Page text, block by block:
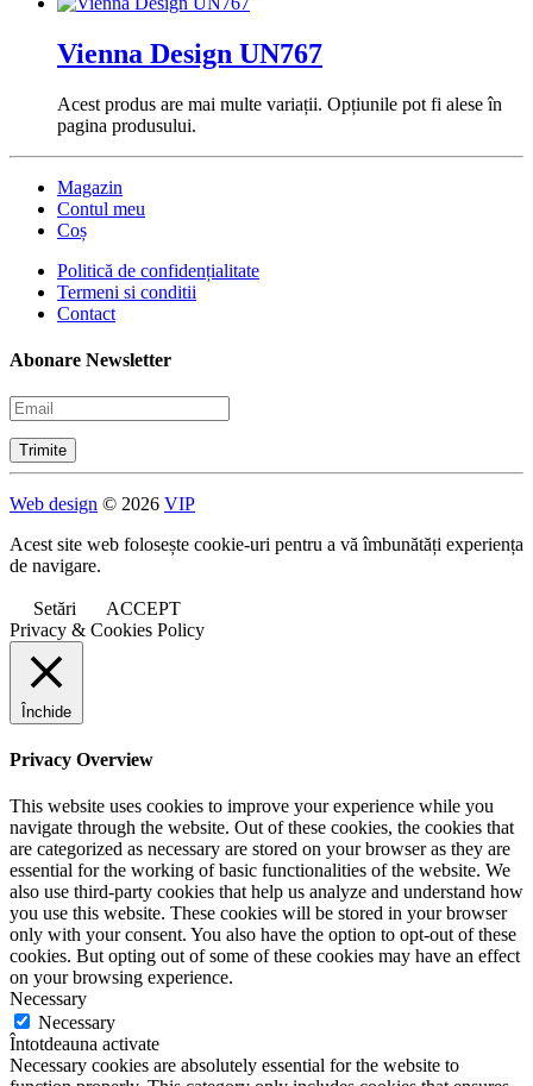
Vienna Design UN767
Acest produs are mai multe variații. Opțiunile pot fi alese în
pagina produsului.
Magazin
Contul meu
Coș
Politică de confidențialitate
Termeni si conditii
Contact
Abonare Newsletter
Web design © 2026 VIP
Acest site web folosește cookie-uri pentru a vă îmbunătăți experiența
de navigare.
Setări
ACCEPT
Privacy & Cookies Policy
Închide
Privacy Overview
This website uses cookies to improve your experience while you
navigate through the website. Out of these cookies, the cookies that
are categorized as necessary are stored on your browser as they are
essential for the working of basic functionalities of the website. We
also use third-party cookies that help us analyze and understand how
you use this website. These cookies will be stored in your browser
only with your consent. You also have the option to opt-out of these
cookies. But opting out of some of these cookies may have an effect
on your browsing experience.
Necessary
Necessary
Întotdeauna activate
Necessary cookies are absolutely essential for the website to